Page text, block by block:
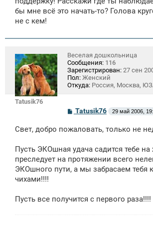
е
н
и
бы мне всё это начать-то? Голова
не с кем!
Tatusik76
Веселая дошкольница
Сообщения: 116
Зарегистрирован: 27 сен
Пол: Женский
Откуда: Россия, Москва,
С
б
н
и
Tatusik76 29 май 2006,
Свет, добро пожаловать, только не
Пусть ЭКОшная удача садится тебе на
преследует на протяжении всего
ЭКОшного пути, а мы забрасаем тебя
чихами!!!!
Пусть все получится с первого раза!!!!